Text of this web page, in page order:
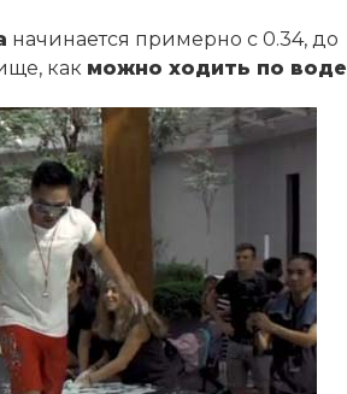
начинается примерно с 0.34, до
как можно ходить по воде